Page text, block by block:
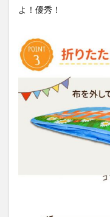
よ！優秀！